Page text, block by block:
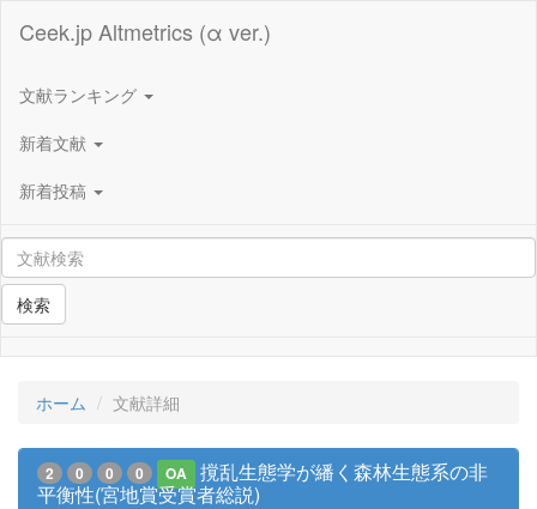
Ceek.jp Altmetrics (α ver.)
文献ランキング
新着文献
新着投稿
検索
ホーム 文献詳細
2 0 0 0 OA
撹乱生態学が繙く森林生態系の非
平衡性(宮地賞受賞者総説)